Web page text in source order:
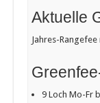
Aktuelle
Jahres-Rangefee
9 Loch Mo-Fr